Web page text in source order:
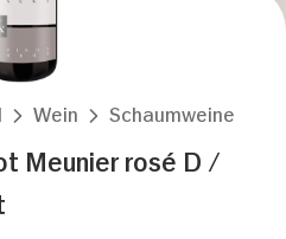
Wein Schaumweine
Meunier rosé D /